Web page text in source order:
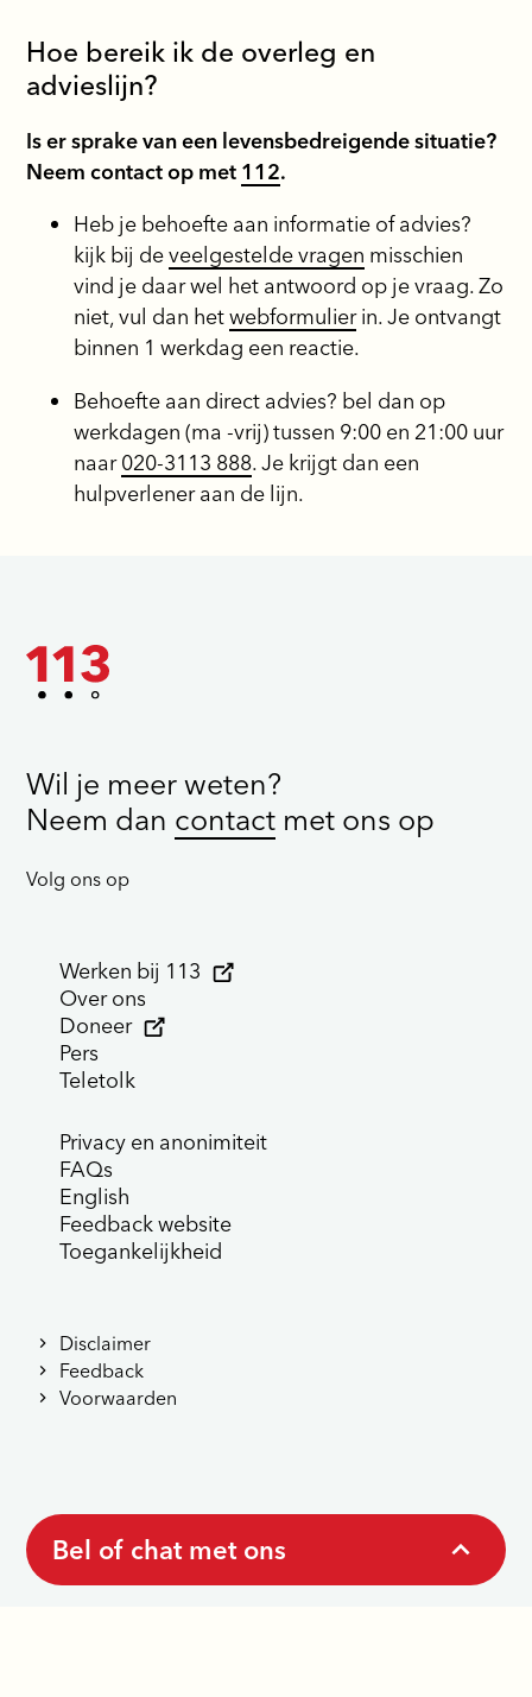
Bel of chat met ons
Hoe bereik ik de overleg en
advieslijn?
Is er sprake van een levensbedreigende situatie?
Neem contact op met 112.
Heb je behoefte aan informatie of advies?
kijk bij deveelgestelde vragen misschien
vind je daar wel het antwoord op je vraag. Zo
niet, vul dan hetwebformulierin. Je ontvangt
binnen 1 werkdag een reactie.
Behoefte aan direct advies? bel dan op
werkdagen (ma -vrij) tussen 9:00 en 21:00 uur
naar020-3113 888. Je krijgt dan een
hulpverlener aan de lijn.
Wil je meer weten?
Neem dan contact met ons op
Volg ons op
Werken bij 113
Over ons
Doneer
Pers
Teletolk
Privacy en anonimiteit
FAQs
English
Feedback website
Toegankelijkheid
Disclaimer
Feedback
Voorwaarden